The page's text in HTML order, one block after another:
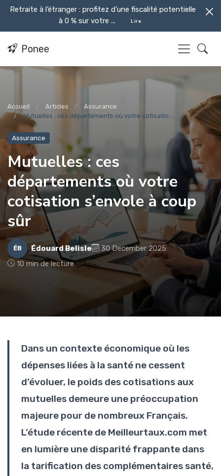
Retraite à l’étranger : profitez d’une fiscalité potentielle
à 0 % sur votre ...
Lire
Ponee
Accueil Articles
Assurance
Mutuelles : ces départements où votre cotisatio...
Assurance
Mutuelles : ces
départements où votre
cotisation s’envole à coup
sûr
ÉB Édouard Belisle
30 December 2025
10 min de lecture
Dans un contexte économique où les
dépenses liées à la santé ne cessent
d’évoluer, le poids des cotisations aux
mutuelles demeure une préoccupation
majeure pour de nombreux Français.
L’étude récente de Meilleurtaux.com met
en lumière une disparité frappante dans
la tarification des complémentaires santé,